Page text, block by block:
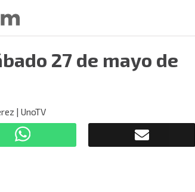
27 de mayo de
| UnoTV